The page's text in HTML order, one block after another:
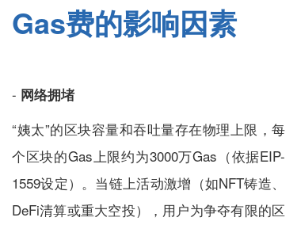
Gas费的影响因素
- 网络拥堵
“姨太”的区块容量和吞吐量存在物理上限，每
个区块的Gas上限约为3000万Gas（依据EIP-
1559设定）。当链上活动激增（如NFT铸造、
DeFi清算或重大空投），用户为争夺有限的区